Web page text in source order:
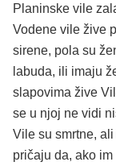
Planinske vile
Vodene vile žive
sirene, pola su
labuda, ili imaju
slapovima žive
se u njoj ne vidi
Vile su smrtne,
pričaju da, ako